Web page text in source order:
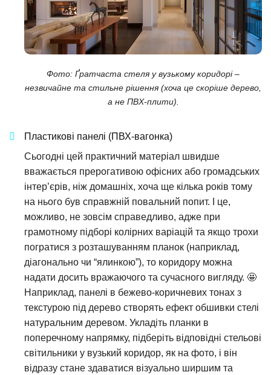
Фото: Ґратчаста стеля у вузькому коридорі –
незвичайне та стильне рішення (хоча це скоріше дерево,
а не ПВХ-плити).
Пластикові панелі (ПВХ-вагонка)
Сьогодні цей практичний матеріал швидше
вважається прерогативою офісних або громадських
інтер’єрів, ніж домашніх, хоча ще кілька років тому
на нього був справжній повальний попит. І це,
можливо, не зовсім справедливо, адже при
грамотному підборі колірних варіацій та якщо трохи
погратися з розташуванням планок (наприклад,
діагонально чи “ялинкою”), то коридору можна
надати досить вражаючого та сучасного вигляду. 🤩
Наприклад, панелі в бежево-коричневих тонах з
текстурою під дерево створять ефект обшивки стелі
натуральним деревом. Укладіть планки в
поперечному напрямку, підберіть відповідні стельові
світильники у вузький коридор, як на фото, і він
відразу стане здаватися візуально ширшим та